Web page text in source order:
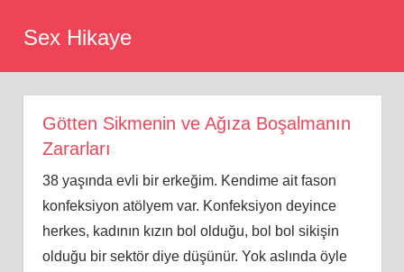
Sex Hikaye
Götten Sikmenin ve Ağıza Boşalmanın
Zararları
38 yaşında evli bir erkeğim. Kendime ait fason
konfeksiyon atölyem var. Konfeksiyon deyince
herkes, kadının kızın bol olduğu, bol bol sikişin
olduğu bir sektör diye düşünür. Yok aslında öyle